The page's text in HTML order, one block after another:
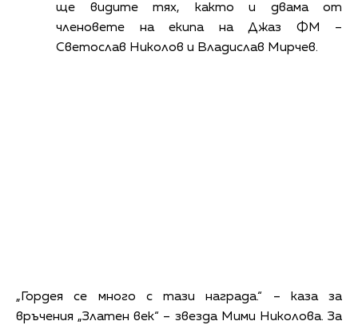
ще видите тях, както и двама от
членовете на екипа на Джаз ФМ –
Светослав Николов и Владислав Мирчев.
„Гордея се много с тази награда.“ – каза за
връчения „Златен век“ – звезда Мими Николова. За